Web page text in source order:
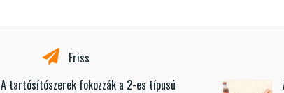
Friss
A tartósítószerek fokozzák a 2-es típusú